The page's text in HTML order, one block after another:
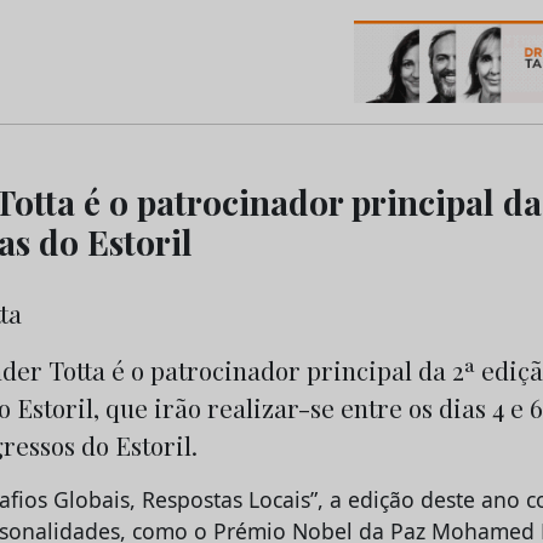
é o patrocinador principal
do Estoril
Totta é o patrocinador principal da 2ª
Estoril, que irão realizar-se entre os dias 4 e
do Estoril.
Globais, Respostas Locais”, a edição deste ano
como o Prémio Nobel da Paz Mohamed